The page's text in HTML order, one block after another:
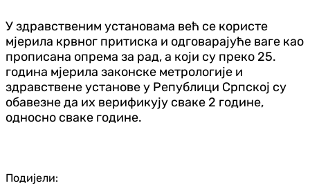
У здравственим установама већ се користе
мјерила крвног притиска и одговарајуће ваге као
прописана опрема за рад, а који су преко 25.
година мјерила законске метрологије и
здравствене установе у Републици Српској су
обавезне да их верификују сваке 2 године,
односно сваке године.
Подијели: